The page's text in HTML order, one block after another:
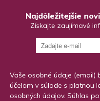
Najdôležitejšie
Získajte zaujímavé
Vaše osobné údaje
účelom v súlade s platnou
osobných údajov. Súhlas